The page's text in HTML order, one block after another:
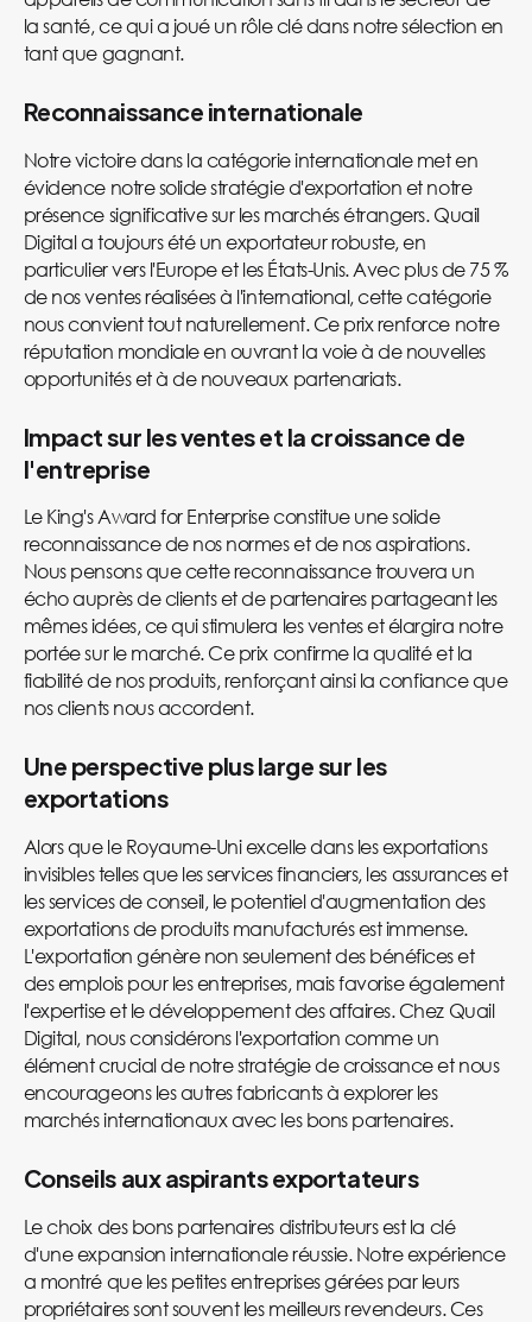
la santé, ce qui a joué un rôle clé dans notre sélection en
tant que gagnant.
Reconnaissance internationale
Notre victoire dans la catégorie internationale met en
évidence notre solide stratégie d'exportation et notre
présence significative sur les marchés étrangers. Quail
Digital a toujours été un exportateur robuste, en
particulier vers l'Europe et les États-Unis. Avec plus de 75 %
de nos ventes réalisées à l'international, cette catégorie
nous convient tout naturellement. Ce prix renforce notre
réputation mondiale en ouvrant la voie à de nouvelles
opportunités et à de nouveaux partenariats.
Impact sur les ventes et la croissance de
l'entreprise
Le King's Award for Enterprise constitue une solide
reconnaissance de nos normes et de nos aspirations.
Nous pensons que cette reconnaissance trouvera un
écho auprès de clients et de partenaires partageant les
mêmes idées, ce qui stimulera les ventes et élargira notre
portée sur le marché. Ce prix confirme la qualité et la
fiabilité de nos produits, renforçant ainsi la confiance que
nos clients nous accordent.
Une perspective plus large sur les
exportations
Alors que le Royaume-Uni excelle dans les exportations
invisibles telles que les services financiers, les assurances et
les services de conseil, le potentiel d'augmentation des
exportations de produits manufacturés est immense.
L'exportation génère non seulement des bénéfices et
des emplois pour les entreprises, mais favorise également
l'expertise et le développement des affaires. Chez Quail
Digital, nous considérons l'exportation comme un
élément crucial de notre stratégie de croissance et nous
encourageons les autres fabricants à explorer les
marchés internationaux avec les bons partenaires.
Conseils aux aspirants exportateurs
Le choix des bons partenaires distributeurs est la clé
d'une expansion internationale réussie. Notre expérience
a montré que les petites entreprises gérées par leurs
propriétaires sont souvent les meilleurs revendeurs. Ces